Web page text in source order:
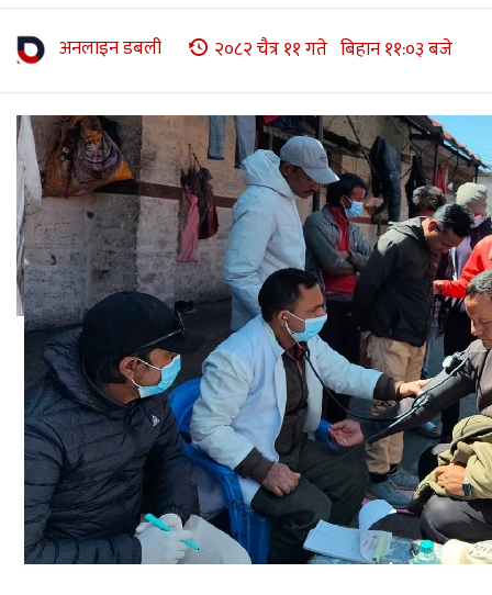
अनलाइन डबली २०८२ चैत्र ११ गते बिहान ११:०३ बजे